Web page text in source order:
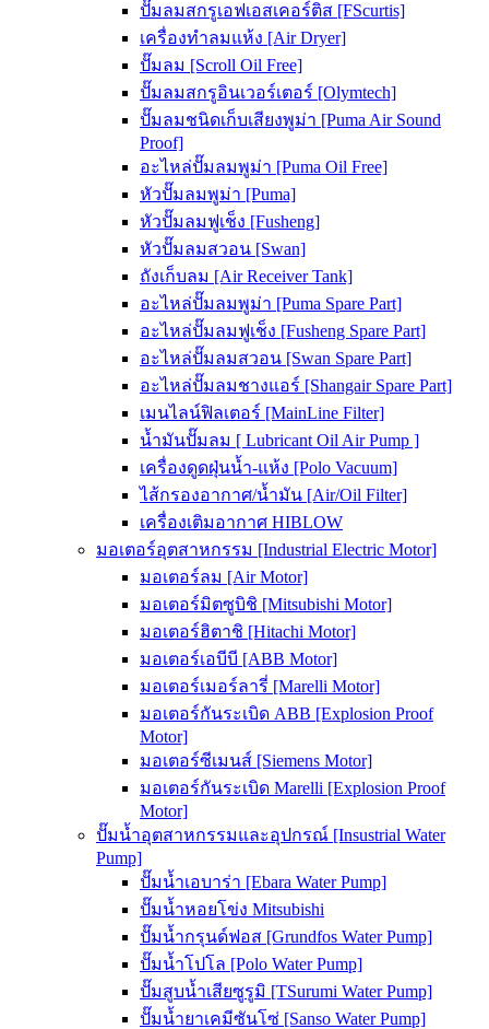
ปั๊มลมสกรูเอฟเอสเคอร์ติส [FScurtis]
เครื่องทำลมแห้ง [Air Dryer]
ปั๊มลม [Scroll Oil Free]
ปั๊มลมสกรูอินเวอร์เตอร์ [Olymtech]
ปั๊มลมชนิดเก็บเสียงพูม่า [Puma Air Sound
Proof]
อะไหล่ปั๊มลมพูม่า [Puma Oil Free]
หัวปั๊มลมพูม่า [Puma]
หัวปั๊มลมฟูเช็ง [Fusheng]
หัวปั๊มลมสวอน [Swan]
ถังเก็บลม [Air Receiver Tank]
อะไหล่ปั๊มลมพูม่า [Puma Spare Part]
อะไหล่ปั๊มลมฟูเช็ง [Fusheng Spare Part]
อะไหล่ปั๊มลมสวอน [Swan Spare Part]
อะไหล่ปั๊มลมชางแอร์ [Shangair Spare Part]
เมนไลน์ฟิลเตอร์ [MainLine Filter]
น้ำมันปั๊มลม [ Lubricant Oil Air Pump ]
เครื่องดูดฝุ่นน้ำ-แห้ง [Polo Vacuum]
ไส้กรองอากาศ/น้ำมัน [Air/Oil Filter]
เครื่องเติมอากาศ HIBLOW
มอเตอร์อุตสาหกรรม [Industrial Electric Motor]
มอเตอร์ลม [Air Motor]
มอเตอร์มิตซูบิชิ [Mitsubishi Motor]
มอเตอร์ฮิตาชิ [Hitachi Motor]
มอเตอร์เอบีบี [ABB Motor]
มอเตอร์เมอร์ลารี่ [Marelli Motor]
มอเตอร์กันระเบิด ABB [Explosion Proof
Motor]
มอเตอร์ซีเมนส์ [Siemens Motor]
มอเตอร์กันระเบิด Marelli [Explosion Proof
Motor]
ปั๊มน้ำอุตสาหกรรมและอุปกรณ์ [Insustrial Water
Pump]
ปั๊มน้ำเอบาร่า [Ebara Water Pump]
ปั๊มน้ำหอยโข่ง Mitsubishi
ปั๊มน้ำกรุนด์ฟอส [Grundfos Water Pump]
ปั๊มน้ำโปโล [Polo Water Pump]
ปั๊มสูบน้ำเสียซูรูมิ [TSurumi Water Pump]
ปั๊มน้ำยาเคมีซันโซ่ [Sanso Water Pump]